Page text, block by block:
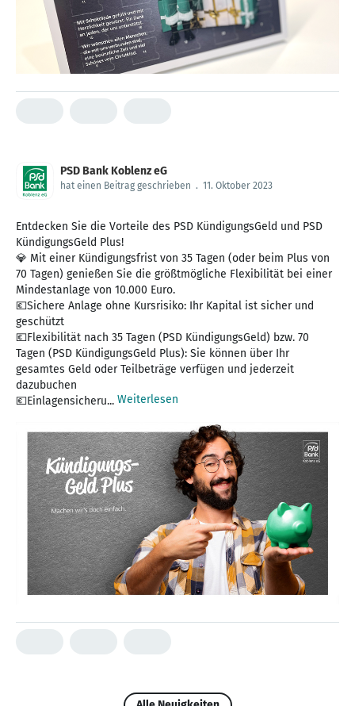
PSD Bank Koblenz eG
hat einen Beitrag geschrieben . 11. Oktober 2023
Entdecken Sie die Vorteile des PSD KündigungsGeld und PSD
KündigungsGeld Plus!
💎 Mit einer Kündigungsfrist von 35 Tagen (oder beim Plus von
70 Tagen) genießen Sie die größtmögliche Flexibilität bei einer
Mindestanlage von 10.000 Euro.
💶Sichere Anlage ohne Kursrisiko: Ihr Kapital ist sicher und
geschützt
💶Flexibilität nach 35 Tagen (PSD KündigungsGeld) bzw. 70
Tagen (PSD KündigungsGeld Plus): Sie können über Ihr
gesamtes Geld oder Teilbeträge verfügen und jederzeit
dazubuchen
💶Einlagensicheru... Weiterlesen